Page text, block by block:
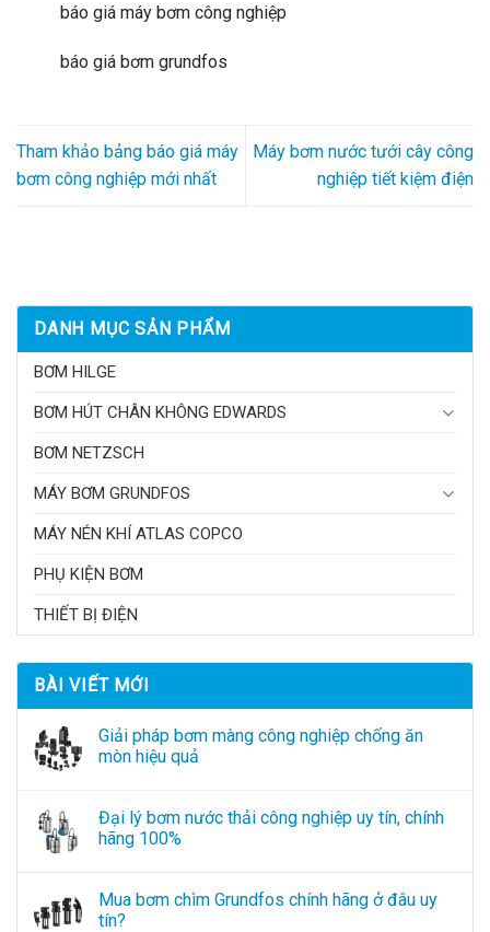
DANH MỤC SẢN PHẨM
BƠM HILGE
BƠM HÚT CHÂN KHÔNG EDWARDS
BƠM NETZSCH
MÁY BƠM GRUNDFOS
MÁY NÉN KHÍ ATLAS COPCO
PHỤ KIỆN BƠM
THIẾT BỊ ĐIỆN
BÀI VIẾT MỚI
Giải pháp bơm màng công nghiệp chống ăn
mòn hiệu quả
Đại lý bơm nước thải công nghiệp uy tín, chính
hãng 100%
Mua bơm chìm Grundfos chính hãng ở đâu uy
tín?
báo giá máy bơm công nghiệp
báo giá bơm grundfos
Tham khảo bảng báo giá máy
bơm công nghiệp mới nhất
Máy bơm nước tưới cây công
nghiệp tiết kiệm điện